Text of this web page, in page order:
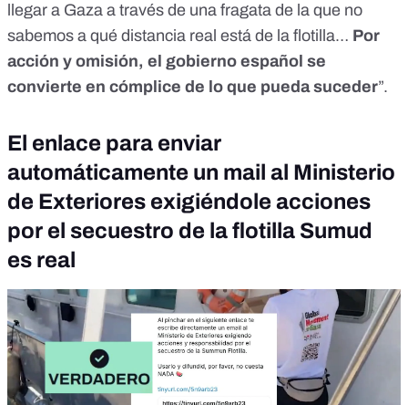
llegar a Gaza a través de una fragata de la que no
sabemos a qué distancia real está de la flotilla… Por
acción y omisión, el gobierno español se
convierte en cómplice de lo que pueda suceder”.
El enlace para enviar
automáticamente un mail al Ministerio
de Exteriores exigiéndole acciones
por el secuestro de la flotilla Sumud
es real